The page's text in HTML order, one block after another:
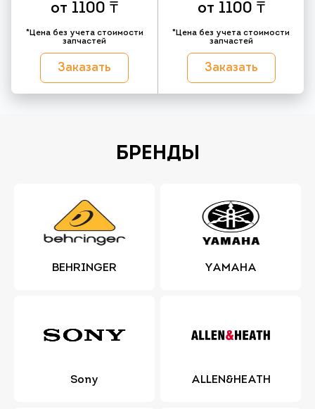
от 1100 ₸
*Цена без учета стоимости
запчастей
Заказать
от 1100 ₸
*Цена без учета стоимости
запчастей
Заказать
БРЕНДЫ
BEHRINGER YAMAHA
Sony ALLEN&HEATH